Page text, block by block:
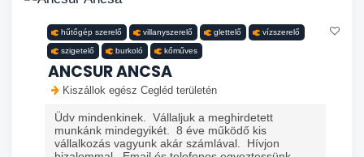
hűtőgép szerelő villanyszerelő glettelő vízszerelő
szigetelő burkoló kőműves
ANCSUR ANCSA
Kiszállok egész Cegléd területén
Üdv mindenkinek. Vállaljuk a meghirdetett
munkánk mindegyikét. 8 éve működő kis
vállalkozás vagyunk akár számlával. Hívjon